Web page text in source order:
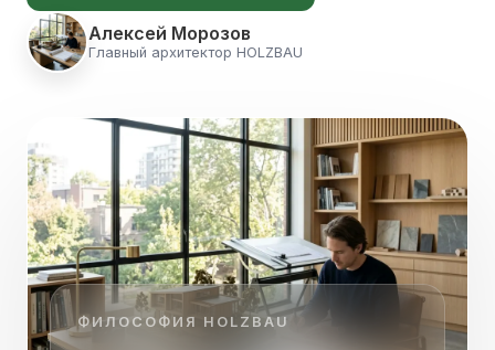
Алексей Морозов
Главный архитектор HOLZBAU
ФИЛОСОФИЯ HOLZBAU